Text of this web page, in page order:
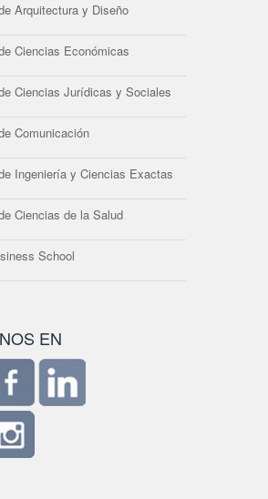
Arquitectura y Diseño
Ciencias Económicas
Ciencias Jurídicas y Sociales
Comunicación
Ingeniería y Ciencias Exactas
Ciencias de la Salud
School
EN